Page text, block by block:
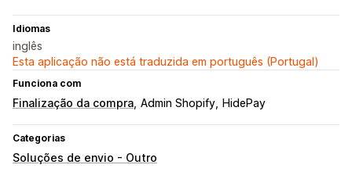
Idiomas
inglês
Esta aplicação não está traduzida em português (Portugal)
Funciona com
Finalização da compra Admin Shopify HidePay
Categorias
Soluções de envio - Outro